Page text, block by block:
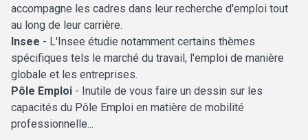
accompagne les cadres dans leur recherche d'emploi tout
au long de leur carrière.
Insee - L'Insee étudie notamment certains thèmes
spécifiques tels le marché du travail, l'emploi de manière
globale et les entreprises.
Pôle Emploi - Inutile de vous faire un dessin sur les
capacités du Pôle Emploi en matière de mobilité
professionnelle...